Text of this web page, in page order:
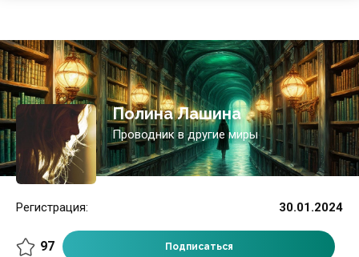
Полина Лашина
Проводник в другие миры
30.01.2024
Регистрация:
97 Подписаться